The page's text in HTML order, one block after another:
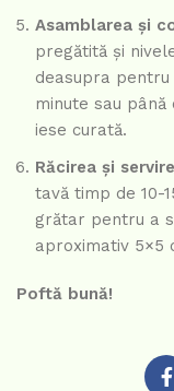
Asamblarea și
pregătită și
deasupra
minute sau
iese curată.
Răcirea și
tavă timp de 10-
grătar pentru a
aproximativ 5×5
Poftă bună!